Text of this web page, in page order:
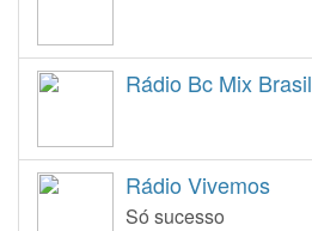
Rádio Bc Mix Brasil
Rádio Vivemos
Só sucesso